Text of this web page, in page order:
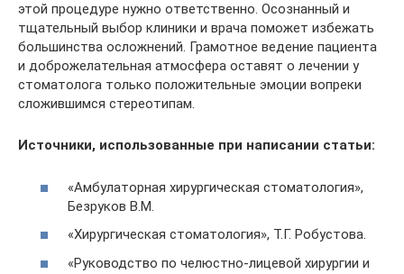
этой процедуре нужно ответственно. Осознанный и
тщательный выбор клиники и врача поможет избежать
большинства осложнений. Грамотное ведение пациента
и доброжелательная атмосфера оставят о лечении у
стоматолога только положительные эмоции вопреки
сложившимся стереотипам.
Источники, использованные при написании статьи:
«Амбулаторная хирургическая стоматология»,
Безруков В.М.
«Хирургическая стоматология», Т.Г. Робустова.
«Руководство по челюстно-лицевой хирургии и